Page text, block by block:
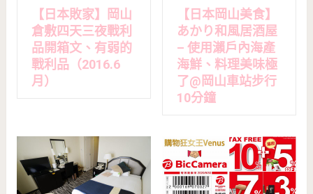
【日本敗家】岡山
倉敷四天三夜戰利
品開箱文、有弱的
戰利品（2016.6
月）
【日本岡山美食】
あかり和風居酒屋
– 使用瀨戶內海產
海鮮、料理美味極
了@岡山車站步行
10分鐘